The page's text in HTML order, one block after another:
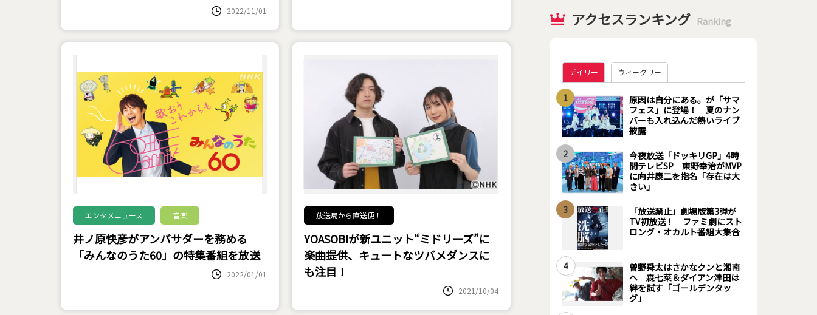
2022/11/01
エンタメニュース 音楽
井ノ原快彦がアンバサダーを務める
「みんなのうた60」の特集番組を放送
2022/01/01
放送局から直送便！
YOASOBIが新ユニット“ミドリーズ”に
楽曲提供、キュートなツバメダンスに
も注目！
2021/10/04
アクセスランキング Ranking
デイリー ウィークリー
1
原因は自分にある。が「サマ
フェス」に登場！ 夏のナン
バーも入れ込んだ熱いライブ
披露
2
今夜放送「ドッキリGP」4時
間テレビSP 東野幸治がMVP
に向井康二を指名「存在は大
きい」
3
「放送禁止」劇場版第3弾が
TV初放送！ ファミ劇にスト
ロング・オカルト番組大集合
4
曽野舜太はさかなクンと湘南
へ 森七菜＆ダイアン津田は
絆を試す「ゴールデンタッ
グ」